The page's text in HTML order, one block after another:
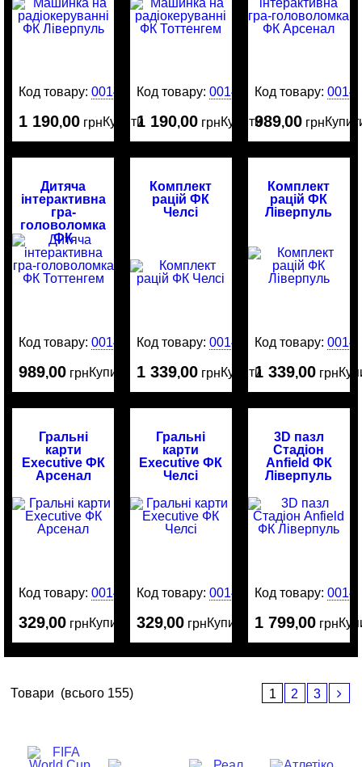
Код товару:0014898
1 190,00 грнКупити
Код товару:0014897
1 190,00 грнКупити
Код товару:
989,00 грн
Дитяча
інтерактивна
гра-
головоломка
ФК
Тоттенгем
Код товару:0014853
989,00 грнКупити
Комплект
рацій ФК
Челсі
Код товару:0014852
1 339,00 грнКупити
Комплект
рацій ФК
Ліверпуль
Код товару:
1 339,00 грн
Гральні
карти
Executive ФК
Арсенал
Код товару:0014845
329,00 грнКупити
Гральні
карти
Executive ФК
Челсі
Код товару:0014844
329,00 грнКупити
3D пазл
Стадіон
Anfield ФК
Ліверпуль
Код товару:
1 799,00 грн
Товари (всього 155) 1 2 3